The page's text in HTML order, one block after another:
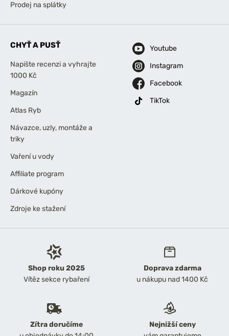
Shop roku 2025
Vítěz sekce rybaření
Doprava zdarma
u nákupu nad 1400 Kč
Zítra doručíme
Nejnižší ceny
Prodej na splátky
CHYŤ A PUSŤ
Napište recenzi a vyhrajte
1000 Kč
Magazín
Atlas Ryb
Návazce, uzly, montáže a
triky
Vaření u vody
Affiliate program
Dárkové kupóny
Zdroje ke stažení
Youtube
Instagram
Facebook
TikTok